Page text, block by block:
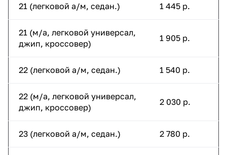
21 (легковой а/м, седан.) 1 445 р.
21 (м/а, легковой универсал,
джип, кроссовер)
1 905 р.
22 (легковой а/м, седан.) 1 540 р.
22 (м/а, легковой универсал,
джип, кроссовер)
2 030 р.
23 (легковой а/м, седан.) 2 780 р.